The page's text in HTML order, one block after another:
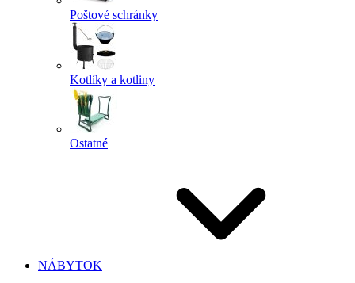
Poštové schránky
Kotlíky a kotliny
Ostatné
NÁBYTOK